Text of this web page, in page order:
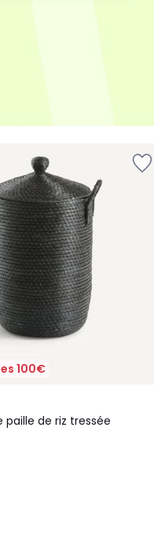
100€
paille de riz tressée